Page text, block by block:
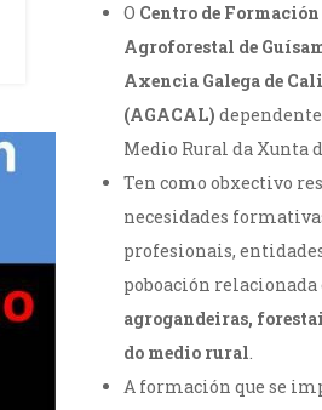
O Centro de
Agroforestal de
Axencia Galega de
(AGACAL)
Medio Rural da Xunta
Ten como obxectivo
necesidades
profesionais,
poboación relacionada
agrogandeiras,
do medio rural.
A formación que se